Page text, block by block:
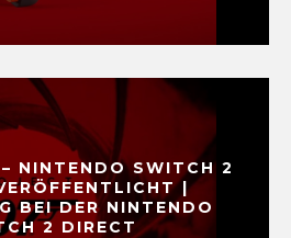
NINTENDO SWITCH 2
|
BEI DER NINTENDO
2 DIRECT